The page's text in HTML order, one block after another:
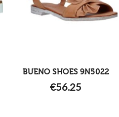
BUENO SHOES 9N5022
€56.25